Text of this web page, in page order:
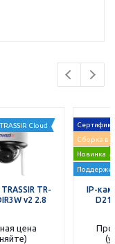
Cloud
TR-
v2 2.8
цена
Сборка в
Новинка
IP-